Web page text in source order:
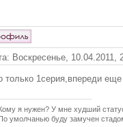
Воскресенье,
только 1серия,впереди
я нужен? У мне худший
умолчанью буду замучен